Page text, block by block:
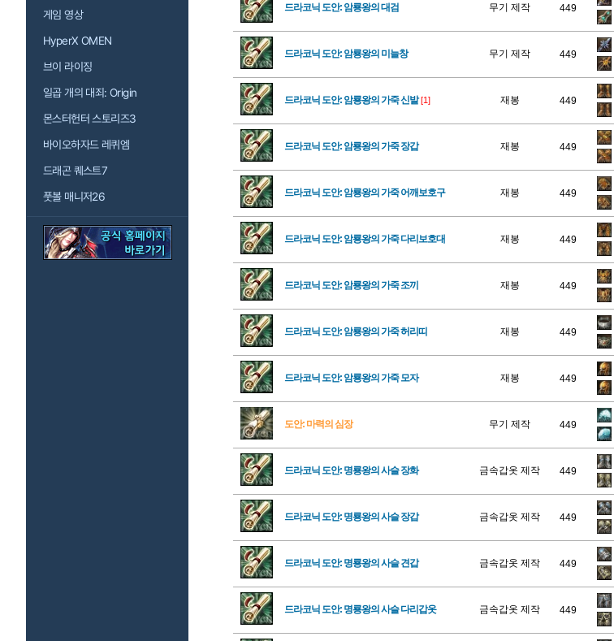
게임 영상
HyperX OMEN
브이 라이징
일곱 개의 대죄: Origin
몬스터헌터 스토리즈3
바이오하자드 레퀴엠
드래곤 퀘스트7
풋볼 매니저26
드라코닉 도안: 암룡왕의 대검 무기 제작 449
드라코닉 도안: 암룡왕의 미늘창 무기 제작 449
드라코닉 도안: 암룡왕의 가죽 신발 [1] 재봉 449
드라코닉 도안: 암룡왕의 가죽 장갑 재봉 449
드라코닉 도안: 암룡왕의 가죽 어깨보호구 재봉 449
드라코닉 도안: 암룡왕의 가죽 다리보호대 재봉 449
드라코닉 도안: 암룡왕의 가죽 조끼 재봉 449
드라코닉 도안: 암룡왕의 가죽 허리띠 재봉 449
드라코닉 도안: 암룡왕의 가죽 모자 재봉 449
도안: 마력의 심장 무기 제작 449
드라코닉 도안: 명룡왕의 사슬 장화 금속갑옷 제작 449
드라코닉 도안: 명룡왕의 사슬 장갑 금속갑옷 제작 449
드라코닉 도안: 명룡왕의 사슬 견갑 금속갑옷 제작 449
드라코닉 도안: 명룡왕의 사슬 다리갑옷 금속갑옷 제작 449